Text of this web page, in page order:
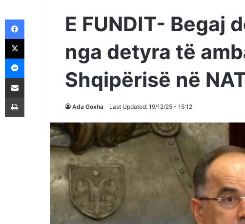
E FUNDIT- Begaj
nga detyra të
Shqipërisë në
Ada Goxha Last Updated: 19/12/25 - 15:12